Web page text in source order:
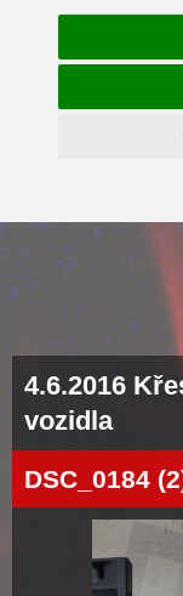
4.6.2016
vozidla
DSC_0184